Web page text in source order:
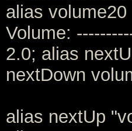
alias
Volume:
2.0; alias
nextDown
alias nextUp